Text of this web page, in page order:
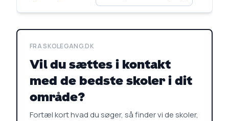
FRA SKOLEGANG.DK
Vil du sættes i kontakt
med de bedste skoler i dit
område?
Fortæl kort hvad du søger, så finder vi de skoler,